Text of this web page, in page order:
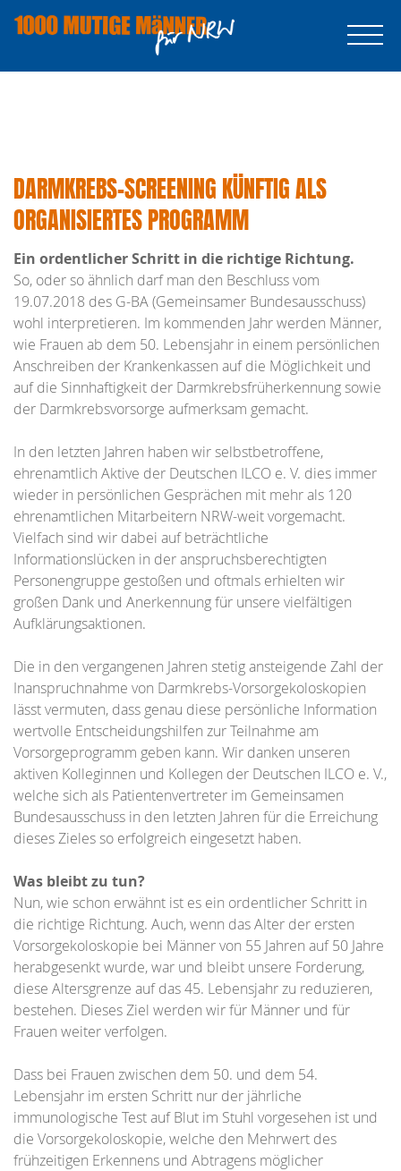
DARMKREBS-SCREENING KÜNFTIG ALS
ORGANISIERTES PROGRAMM
Ein ordentlicher Schritt in die richtige Richtung.
So, oder so ähnlich darf man den Beschluss vom
19.07.2018 des G-BA (Gemeinsamer Bundesausschuss)
wohl interpretieren. Im kommenden Jahr werden Männer,
wie Frauen ab dem 50. Lebensjahr in einem persönlichen
Anschreiben der Krankenkassen auf die Möglichkeit und
auf die Sinnhaftigkeit der Darmkrebsfrüherkennung sowie
der Darmkrebsvorsorge aufmerksam gemacht.
In den letzten Jahren haben wir selbstbetroffene,
ehrenamtlich Aktive der Deutschen ILCO e. V. dies immer
wieder in persönlichen Gesprächen mit mehr als 120
ehrenamtlichen Mitarbeitern NRW-weit vorgemacht.
Vielfach sind wir dabei auf beträchtliche
Informationslücken in der anspruchsberechtigten
Personengruppe gestoßen und oftmals erhielten wir
großen Dank und Anerkennung für unsere vielfältigen
Aufklärungsaktionen.
Die in den vergangenen Jahren stetig ansteigende Zahl der
Inanspruchnahme von Darmkrebs-Vorsorgekoloskopien
lässt vermuten, dass genau diese persönliche Information
wertvolle Entscheidungshilfen zur Teilnahme am
Vorsorgeprogramm geben kann. Wir danken unseren
aktiven Kolleginnen und Kollegen der Deutschen ILCO e. V.,
welche sich als Patientenvertreter im Gemeinsamen
Bundesausschuss in den letzten Jahren für die Erreichung
dieses Zieles so erfolgreich eingesetzt haben.
Was bleibt zu tun?
Nun, wie schon erwähnt ist es ein ordentlicher Schritt in
die richtige Richtung. Auch, wenn das Alter der ersten
Vorsorgekoloskopie bei Männer von 55 Jahren auf 50 Jahre
herabgesenkt wurde, war und bleibt unsere Forderung,
diese Altersgrenze auf das 45. Lebensjahr zu reduzieren,
bestehen. Dieses Ziel werden wir für Männer und für
Frauen weiter verfolgen.
Dass bei Frauen zwischen dem 50. und dem 54.
Lebensjahr im ersten Schritt nur der jährliche
immunologische Test auf Blut im Stuhl vorgesehen ist und
die Vorsorgekoloskopie, welche den Mehrwert des
frühzeitigen Erkennens und Abtragens möglicher